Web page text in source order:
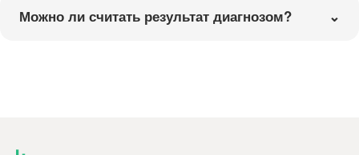
Можно ли считать результат диагнозом?